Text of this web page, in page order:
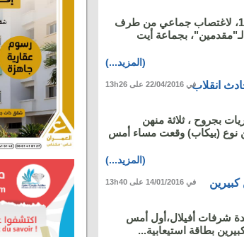
تعرّضت فتاة تُدعى "و.م"، مزدادة سنة 1984، لاغتصاب جماعي من طرف
لـ"مقدمين"، بجماعة أيت
(المزيد...)
انقلاب
سيدات مصرعهن وأصيبت 21 أخريات بجروح ، ثلاثة منهن
نوع (بيكاب) وقعت مساء أمس
(المزيد...)
في 22/04/2016 على 13h26
شرفات أفيلال،أول أمس
في 14/01/2016 على 13h40